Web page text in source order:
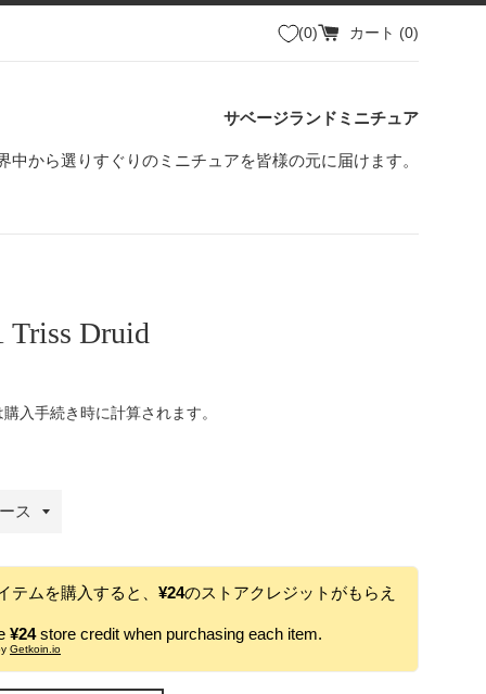
0 カート (0)
サベージランドミニチュア
中から選りすぐりのミニチュアを皆様の元に届けます。
Triss Druid
購入手続き時に計算されます。
テムを購入すると、 ¥24のストアクレジットがもらえ
¥24store credit when purchasing each item.
Getkoin.io